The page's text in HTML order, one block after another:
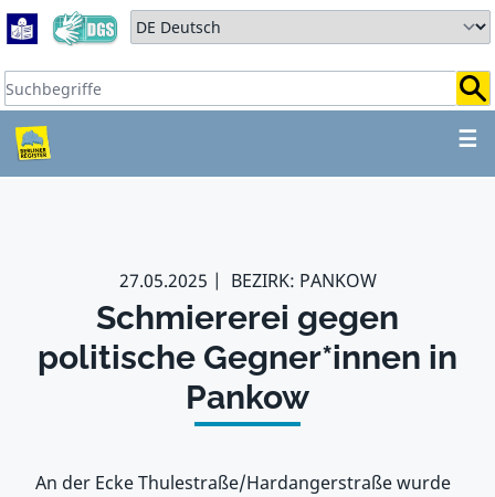
Zum Hauptbereich springen
Zum Hauptmenü springen
Sprache auswählen:
Suchbegriffe:
☰
ZUM HAUPTBEREICH
27.05.2025 BEZIRK: PANKOW
Schmiererei gegen
politische Gegner*innen in
Pankow
An der Ecke Thulestraße/Hardangerstraße wurde